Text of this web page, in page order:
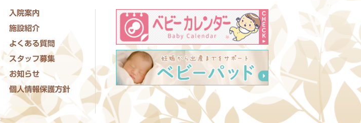
入院案内
施設紹介
よくある質問
スタッフ募集
お知らせ
個人情報保護方針